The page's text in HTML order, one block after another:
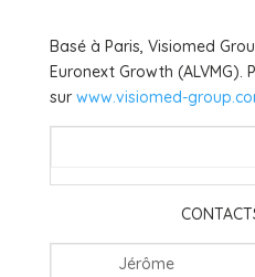
Basé à Paris, Visiomed
Euronext Growth (ALVMG).
sur www.visiomed-
Jérôme